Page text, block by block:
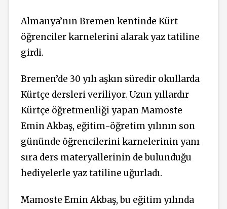
Almanya’nın Bremen kentinde Kürt
öğrenciler karnelerini alarak yaz tatiline
girdi.
Bremen’de 30 yılı aşkın süredir okullarda
Kürtçe dersleri veriliyor. Uzun yıllardır
Kürtçe öğretmenliği yapan Mamoste
Emin Akbaş, eğitim-öğretim yılının son
gününde öğrencilerini karnelerinin yanı
sıra ders materyallerinin de bulunduğu
hediyelerle yaz tatiline uğurladı.
Mamoste Emin Akbaş, bu eğitim yılında